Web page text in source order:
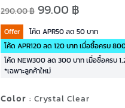
290.00 ฿99.00 ฿
Offer
โค้ด APR50 ลด 50 บาท
โค้ด APR120 ลด 120 บาท เมื่อซื้อครบ
โค้ด NEW300 ลด 300 บาท เมื่อซื้อครบ
*เฉพาะลูกค้าใหม่
Color: Crystal Clear